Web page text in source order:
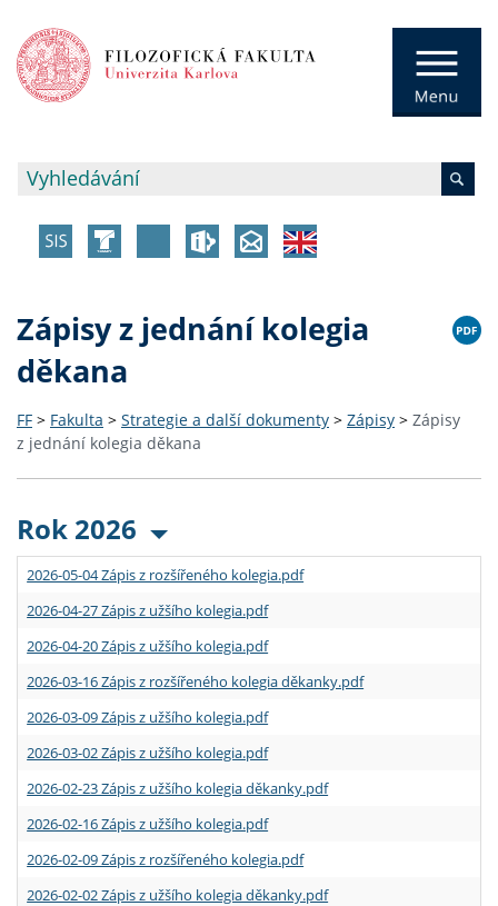
Zápisy z jednání kolegia
děkana
FF > Fakulta > Strategie a další dokumenty > Zápisy > Zápisy
z jednání kolegia děkana
Rok 2026
2026-05-04 Zápis z rozšířeného kolegia.pdf
2026-04-27 Zápis z užšího kolegia.pdf
2026-04-20 Zápis z užšího kolegia.pdf
2026-03-16 Zápis z rozšířeného kolegia děkanky.pdf
2026-03-09 Zápis z užšího kolegia.pdf
2026-03-02 Zápis z užšího kolegia.pdf
2026-02-23 Zápis z užšího kolegia děkanky.pdf
2026-02-16 Zápis z užšího kolegia.pdf
2026-02-09 Zápis z rozšířeného kolegia.pdf
2026-02-02 Zápis z užšího kolegia děkanky.pdf